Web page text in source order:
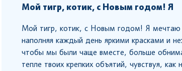
Мой тигр, котик, с Новым годом! Я
Мой тигр, котик, с Новым годом! Я мечтаю
наполняя каждый день яркими красками и
чтобы мы были чаще вместе, больше
тепле твоих крепких объятий, чувствуя,